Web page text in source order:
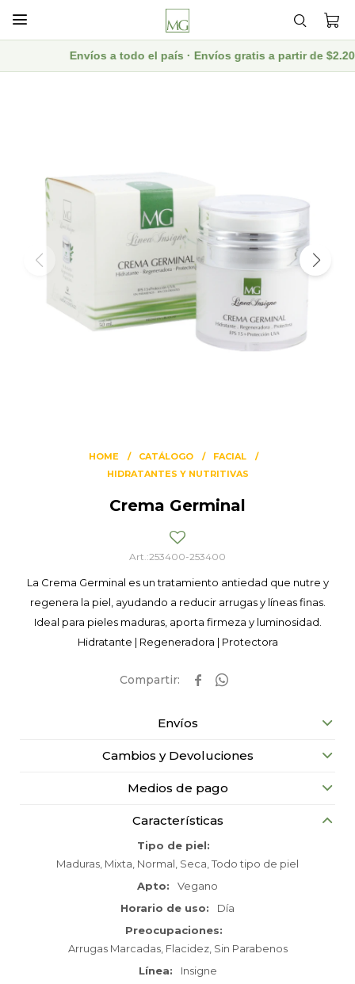

Envíos a todo el país · Envíos gratis a partir de
HOME CATÁLOGO
FACIAL
HIDRATANTES Y NUTRITIVAS
Crema Germinal
253400-253400
La Crema Germinal es un tratamiento antiedad que nutre y
regenera la piel, ayudando a reducir arrugas y líneas finas.
Ideal para pieles maduras, aporta firmeza y luminosidad.
Hidratante | Regeneradora | Protectora
 
Envíos
Cambios y Devoluciones
Medios de pago
Características
Tipo de piel
Maduras, Mixta, Normal, Seca, Todo tipo de piel
Apto
Vegano
Horario de uso
Día
Preocupaciones
Arrugas Marcadas, Flacidez, Sin Parabenos
Línea
Insigne